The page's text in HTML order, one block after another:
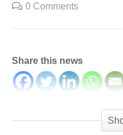
0 Comments
Share this news